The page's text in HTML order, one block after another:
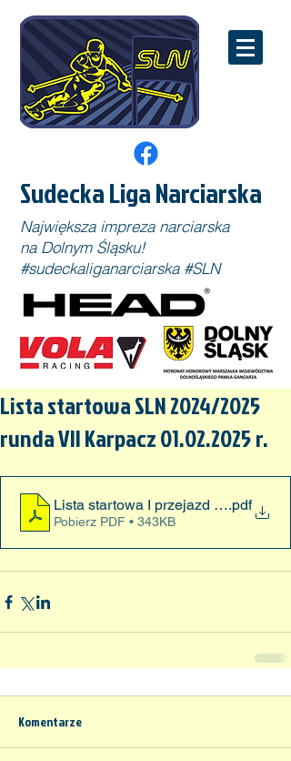
Sudecka Liga Narciarska
Największa impreza narciarska
na Dolnym Śląsku!
#sudeckaliganarciarska #SLN
Lista startowa SLN 2024/2025
runda VII Karpacz 01.02.2025 r.
Lista startowa I przejazd SLN.pdf
Pobierz PDF • 343KB
Komentarze